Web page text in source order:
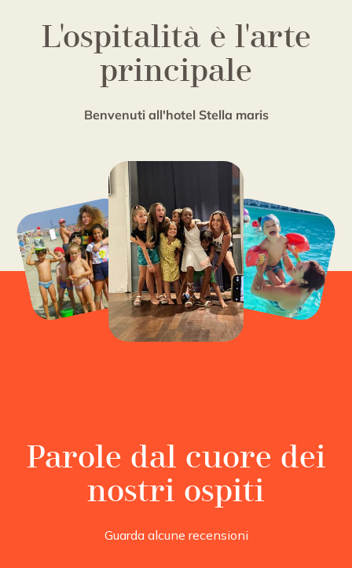
L'ospitalità è l'arte
principale
Benvenuti all'hotel Stella maris
Parole dal cuore dei
nostri ospiti
Guarda alcune recensioni